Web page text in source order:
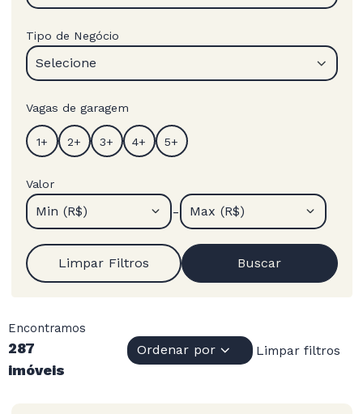
Tipo de Negócio
Selecione
Vagas de garagem
Valor
Min (R$) - Max (R$)
Limpar Filtros Buscar
Encontramos
287
imóveis
Ordenar por Limpar filtros